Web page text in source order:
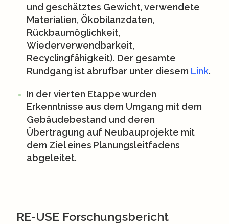
und geschätztes Gewicht, verwendete
Materialien, Ökobilanzdaten,
Rückbaumöglichkeit,
Wiederverwendbarkeit,
Recyclingfähigkeit). Der gesamte
Rundgang ist abrufbar unter diesem Link.
In der vierten Etappewurden
Erkenntnisse aus dem Umgang mit dem
Gebäudebestand und deren
Übertragung auf Neubauprojekte mit
dem Ziel eines Planungsleitfadens
abgeleitet.
RE-USE Forschungsbericht